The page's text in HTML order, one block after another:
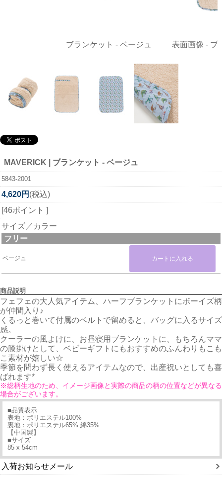
ブランケット - ベージュ 表面画像 - ブ
MAVERICK | ブランケット - ベージュ
5843-2001
4,620円 (税込)
[46ポイント ]
サイズ／カラー
フリー
ベージュ
商品説明
フェフェの大人気アイテム、ハーフブランケットにボーイズ柄
が仲間入り♪
くるっと巻いて付属のベルトで留めると、バッグに入るサイズ
感。
クーラーの風よけに、お昼寝用ブランケットに、もちろんママ
の膝掛けとして、ベビーギフトにもおすすめのふんわりもこも
こ素材が嬉しい☆
季節を問わず長く使えるアイテムなので、出産祝いとしても喜
ばれます*
※総柄生地のため、イメージ画像と実際の商品の柄の位置などが異なる
場合がございます。
■品質表示
表地：ポリエステル100%
裏地：ポリエステル65% 綿35%
【中国製】
■サイズ
85 x 54cm
入荷お知らせメール